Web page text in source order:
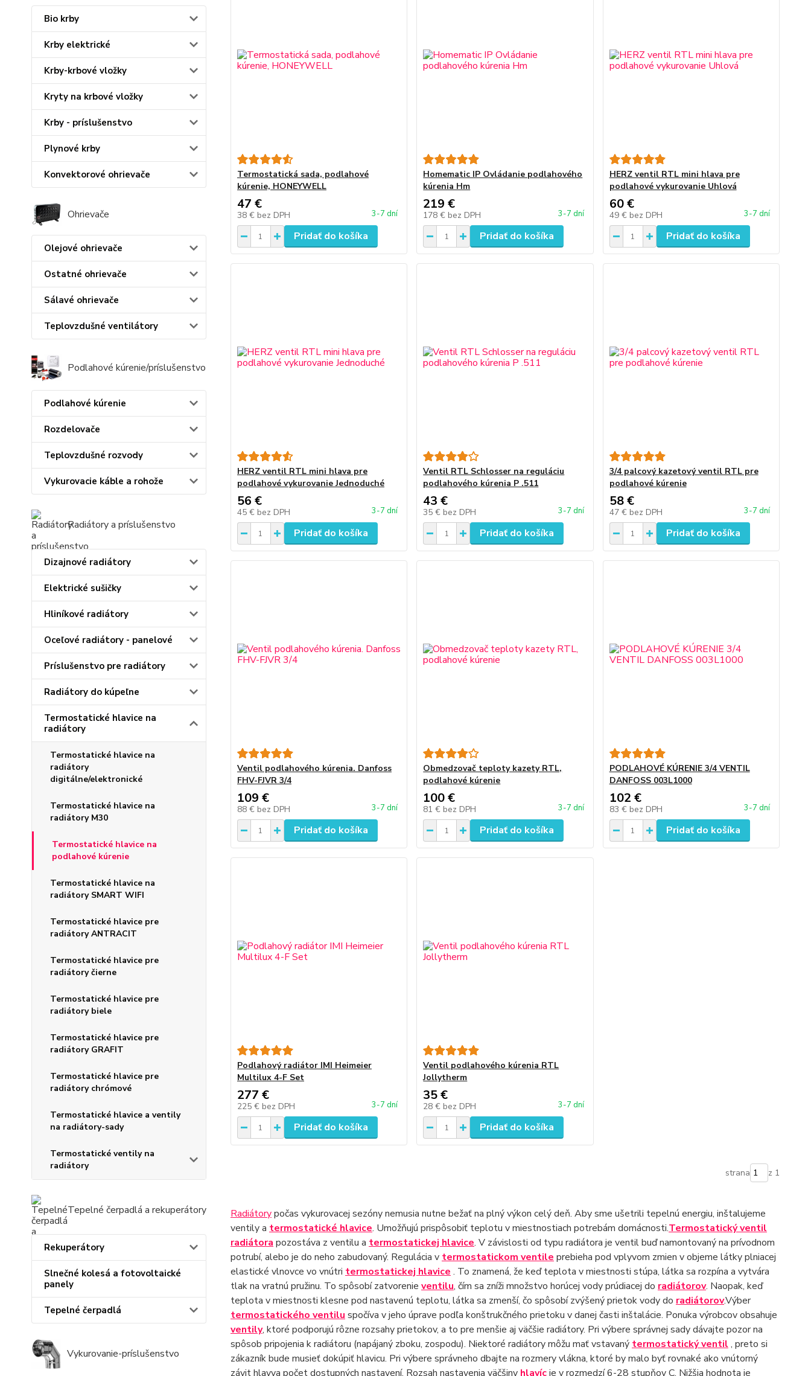
Bio krby
Krby elektrické
Krby-krbové vložky
Kryty na krbové vložky
Krby - príslušenstvo
Plynové krby
Konvektorové ohrievače
Ohrievače
Olejové ohrievače
Ostatné ohrievače
Sálavé ohrievače
Teplovzdušné ventilátory
Podlahové kúrenie/príslušenstvo
Podlahové kúrenie
Rozdelovače
Teplovzdušné rozvody
Vykurovacie káble a rohože
Radiátory a príslušenstvo
Dizajnové radiátory
Elektrické sušičky
Hliníkové radiátory
Oceľové radiátory - panelové
Príslušenstvo pre radiátory
Radiátory do kúpeľne
Termostatické hlavice na
radiátory
Termostatické hlavice na
radiátory
digitálne/elektronické
Termostatické hlavice na
radiátory M30
Termostatické hlavice na
podlahové kúrenie
Termostatické hlavice na
radiátory SMART WIFI
Termostatické hlavice pre
radiátory ANTRACIT
Termostatické hlavice pre
radiátory čierne
Termostatické hlavice pre
radiátory biele
Termostatické hlavice pre
radiátory GRAFIT
Termostatické hlavice pre
radiátory chrómové
Termostatické hlavice a ventily
na radiátory-sady
Termostatické ventily na
radiátory
Tepelné čerpadlá a rekuperátory
Rekuperátory
Slnečné kolesá a fotovoltaické
panely
Tepelné čerpadlá
Vykurovanie-príslušenstvo
Termostatická sada, podlahové
kúrenie, HONEYWELL
47 €
38 € bez DPH 3-7 dní
Pridať do košíka
Homematic IP Ovládanie podlahového
kúrenia Hm
219 €
178 € bez DPH 3-7 dní
Pridať do košíka
HERZ ventil RTL mini hlava pre
podlahové vykurovanie Uhlová
60 €
49 € bez DPH 3-7 dní
Pridať do košíka
HERZ ventil RTL mini hlava pre
podlahové vykurovanie Jednoduché
56 €
45 € bez DPH 3-7 dní
Pridať do košíka
Ventil RTL Schlosser na reguláciu
podlahového kúrenia P .511
43 €
35 € bez DPH 3-7 dní
Pridať do košíka
3/4 palcový kazetový ventil RTL pre
podlahové kúrenie
58 €
47 € bez DPH 3-7 dní
Pridať do košíka
Ventil podlahového kúrenia. Danfoss
FHV-FJVR 3/4
109 €
88 € bez DPH 3-7 dní
Pridať do košíka
Obmedzovač teploty kazety RTL,
podlahové kúrenie
100 €
81 € bez DPH 3-7 dní
Pridať do košíka
PODLAHOVÉ KÚRENIE 3/4 VENTIL
DANFOSS 003L1000
102 €
83 € bez DPH 3-7 dní
Pridať do košíka
Podlahový radiátor IMI Heimeier
Multilux 4-F Set
277 €
225 € bez DPH 3-7 dní
Pridať do košíka
Ventil podlahového kúrenia RTL
Jollytherm
35 €
28 € bez DPH 3-7 dní
Pridať do košíka
strana z 1
Radiátorypočas vykurovacej sezóny nemusia nutne bežať na plný výkon celý deň. Aby sme ušetrili tepelnú energiu, inštalujeme
ventily a termostatické hlavice. Umožňujú prispôsobiť teplotu v miestnostiach potrebám domácnosti.Termostatický ventil
radiátora pozostáva z ventilu a termostatickej hlavice. V závislosti od typu radiátora je ventil buď namontovaný na prívodnom
potrubí, alebo je do neho zabudovaný. Regulácia v termostatickom ventile prebieha pod vplyvom zmien v objeme látky plniacej
elastické vlnovce vo vnútri termostatickej hlavice . To znamená, že keď teplota v miestnosti stúpa, látka sa rozpína ​​a vytvára
tlak na vratnú pružinu. To spôsobí zatvorenie ventilu, čím sa zníži množstvo horúcej vody prúdiacej do radiátorov. Naopak, keď
teplota v miestnosti klesne pod nastavenú teplotu, látka sa zmenší, čo spôsobí zvýšený prietok vody do radiátorov.Výber
termostatického ventilu spočíva v jeho úprave podľa konštrukčného prietoku v danej časti inštalácie. Ponuka výrobcov obsahuje
ventily, ktoré podporujú rôzne rozsahy prietokov, a to pre menšie aj väčšie radiátory. Pri výbere správnej sady dávajte pozor na
spôsob pripojenia k radiátoru (napájaný zboku, zospodu). Niektoré radiátory môžu mať vstavaný termostatický ventil , preto si
zákazník bude musieť dokúpiť hlavicu. Pri výbere správneho dbajte na rozmery vlákna, ktoré by malo byť rovnaké ako vnútorný
závit hlavya počet dostupných nastavení. Rozsah nastavenia väčšiny hlavícje v rozmedzí 6-28 stupňov C. Nižšia hodnota je